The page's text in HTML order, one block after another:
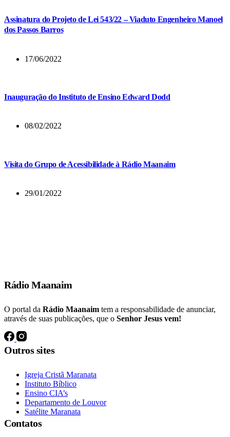
Assinatura do Projeto de Lei 543/22 – Viaduto Engenheiro Manoel
dos Passos Barros
17/06/2022
Inauguração do Instituto de Ensino Edward Dodd
08/02/2022
Visita do Grupo de Acessibilidade à Rádio Maanaim
29/01/2022
Rádio Maanaim
O portal da Rádio Maanaim tem a responsabilidade de anunciar,
através de suas publicações, que o Senhor Jesus vem!
Outros sites
Igreja Cristã Maranata
Instituto Bíblico
Ensino CIA’s
Departamento de Louvor
Satélite Maranata
Contatos